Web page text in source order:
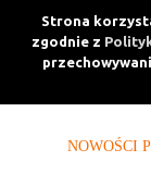
Strona
zgodnie z
NOWOŚCI